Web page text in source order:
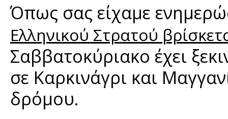
Όπως σας είχαμε
Ελληνικού Στρατού
Σαββατοκύριακο έχει
σε Καρκινάγρι και
δρόμου.